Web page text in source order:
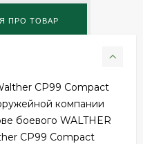
CP99 Compact
компании
боевого WALTHER
CP99 Compact